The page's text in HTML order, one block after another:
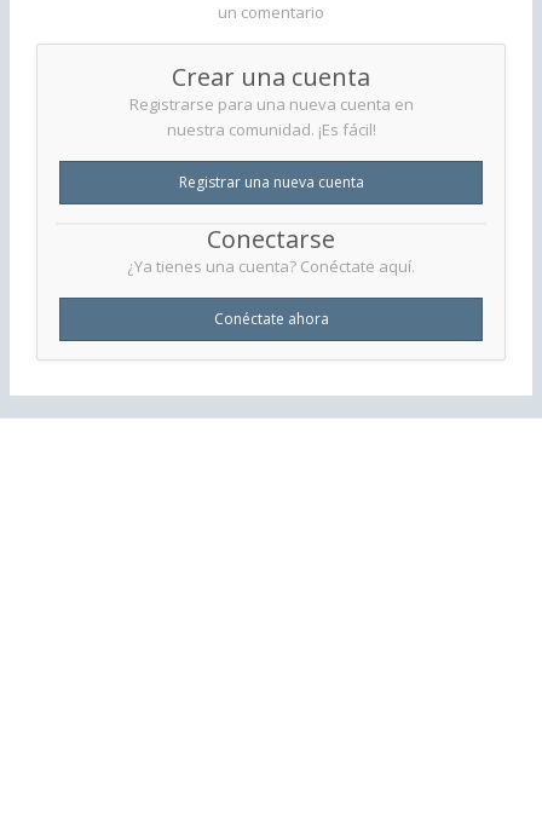
un comentario
Crear una cuenta
Registrarse para una nueva cuenta en
nuestra comunidad. ¡Es fácil!
Registrar una nueva cuenta
Conectarse
¿Ya tienes una cuenta? Conéctate aquí.
Conéctate ahora